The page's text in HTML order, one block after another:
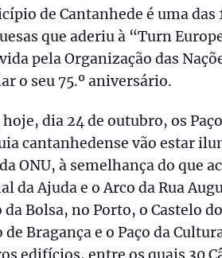
de Cantanhede é uma das
que aderiu à “Turn
pela Organização das
o seu 75.º aniversário.
dia 24 de outubro, os
cantanhedense vão estar
ONU, à semelhança do que
da Ajuda e o Arco da Rua
da Bolsa, no Porto, o Castelo
de Bragança e o Paço da